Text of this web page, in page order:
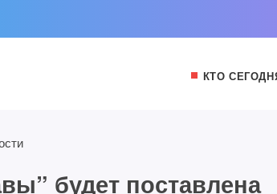
КТО
будет поставлена